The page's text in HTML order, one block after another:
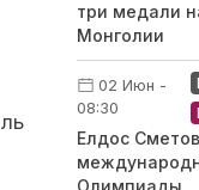
три медали
Монголии
02 Июн -
08:30
Елдос
Олимпиады